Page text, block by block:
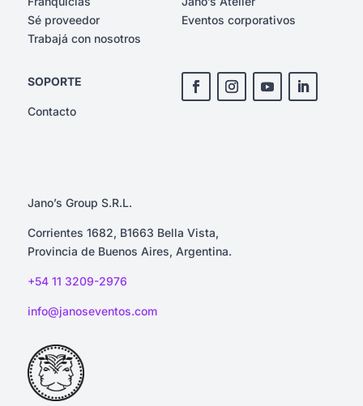
Sé proveedor
Trabajá con nosotros
Eventos corporativos
SOPORTE
Contacto
Jano’s Group S.R.L.
Corrientes 1682, B1663 Bella Vista,
Provincia de Buenos Aires, Argentina.
+54 11 3209-2976
info@janoseventos.com